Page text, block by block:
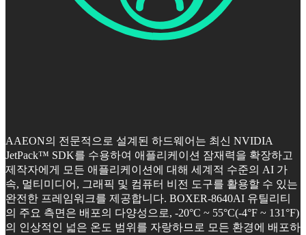
AAEON의 전문적으로 설계된 하드웨어는 최신 NVIDIA
JetPack™ SDK를 수용하여 애플리케이션 잠재력을 확장하고
제작자에게 모든 애플리케이션에 대해 세계적 수준의 AI 가
속, 멀티미디어, 그래픽 및 컴퓨터 비전 도구를 활용할 수 있는
완전한 프레임워크를 제공합니다. BOXER-8640AI 유틸리티
의 주요 측면은 배포의 다양성으로, -20°C ~ 55°C(-4°F ~ 131°F)
의 인상적인 넓은 온도 범위를 자랑하므로 모든 환경에 배포하